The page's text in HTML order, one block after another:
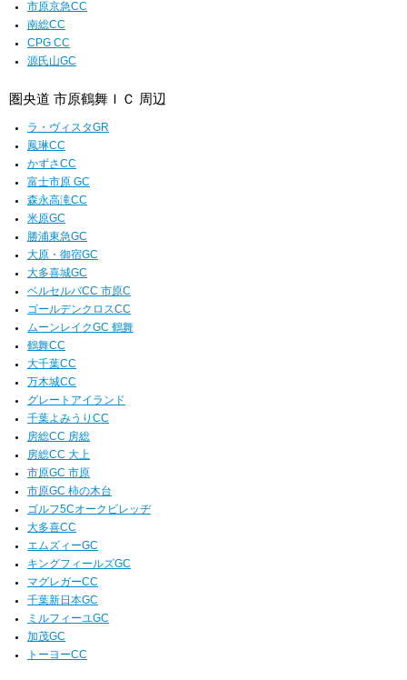
市原京急CC
南総CC
CPG CC
源氏山GC
圏央道 市原鶴舞ＩＣ 周辺
ラ・ヴィスタGR
鳳琳CC
かずさCC
富士市原 GC
森永高滝CC
米原GC
勝浦東急GC
大原・御宿GC
大多喜城GC
ベルセルバCC 市原C
ゴールデンクロスCC
ムーンレイクGC 鶴舞
鶴舞CC
大千葉CC
万木城CC
グレートアイランド
千葉よみうりCC
房総CC 房総
房総CC 大上
市原GC 市原
市原GC 柿の木台
ゴルフ5Cオークビレッヂ
大多喜CC
エムズィーGC
キングフィールズGC
マグレガーCC
千葉新日本GC
ミルフィーユGC
加茂GC
トーヨーCC